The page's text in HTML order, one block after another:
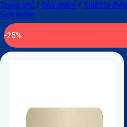
Trang chủ / Sản phẩm / Thiết bị điện
Schneider
-25%